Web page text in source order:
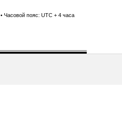
• Часовой пояс: UTC + 4 часа